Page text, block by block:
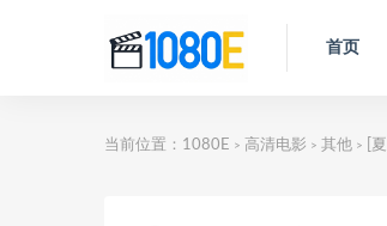
首页
当前位置： 1080E > 高清电影 > 其他 > [